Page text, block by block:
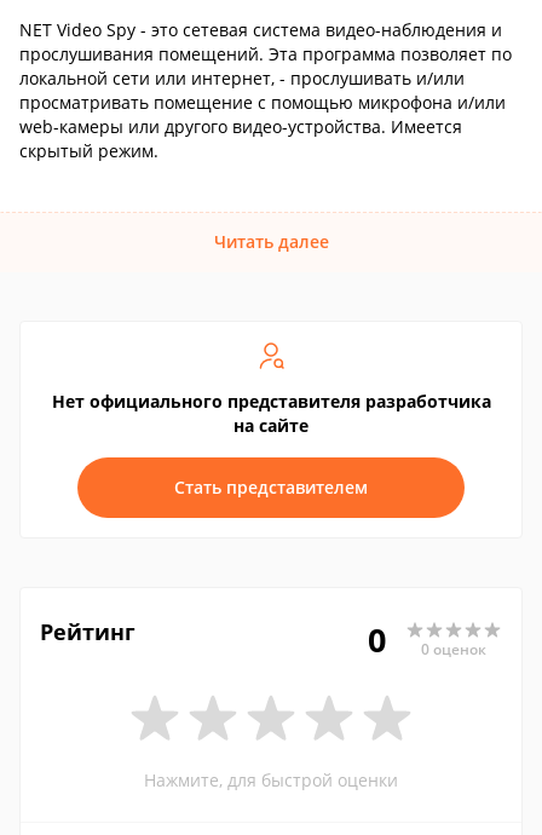
NET Video Spy - это сетевая система видео-наблюдения и
прослушивания помещений. Эта программа позволяет по
локальной сети или интернет, - прослушивать и/или
просматривать помещение с помощью микрофона и/или
web-камеры или другого видео-устройства. Имеется
скрытый режим.
Читать далее
Нет официального представителя разработчика
на сайте
Стать представителем
Рейтинг 0 0 оценок
Нажмите, для быстрой оценки